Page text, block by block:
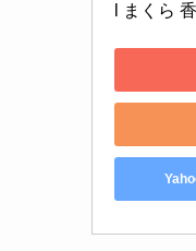
l まくら